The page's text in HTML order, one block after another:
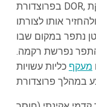
בפרוצדורת DOR, מנתחים בטורקיה מסירים את חלק הצלקת
אותו לצורתו
נתפר במקום שבו
נפרשת רקמה.
מעקף כליות עשויות